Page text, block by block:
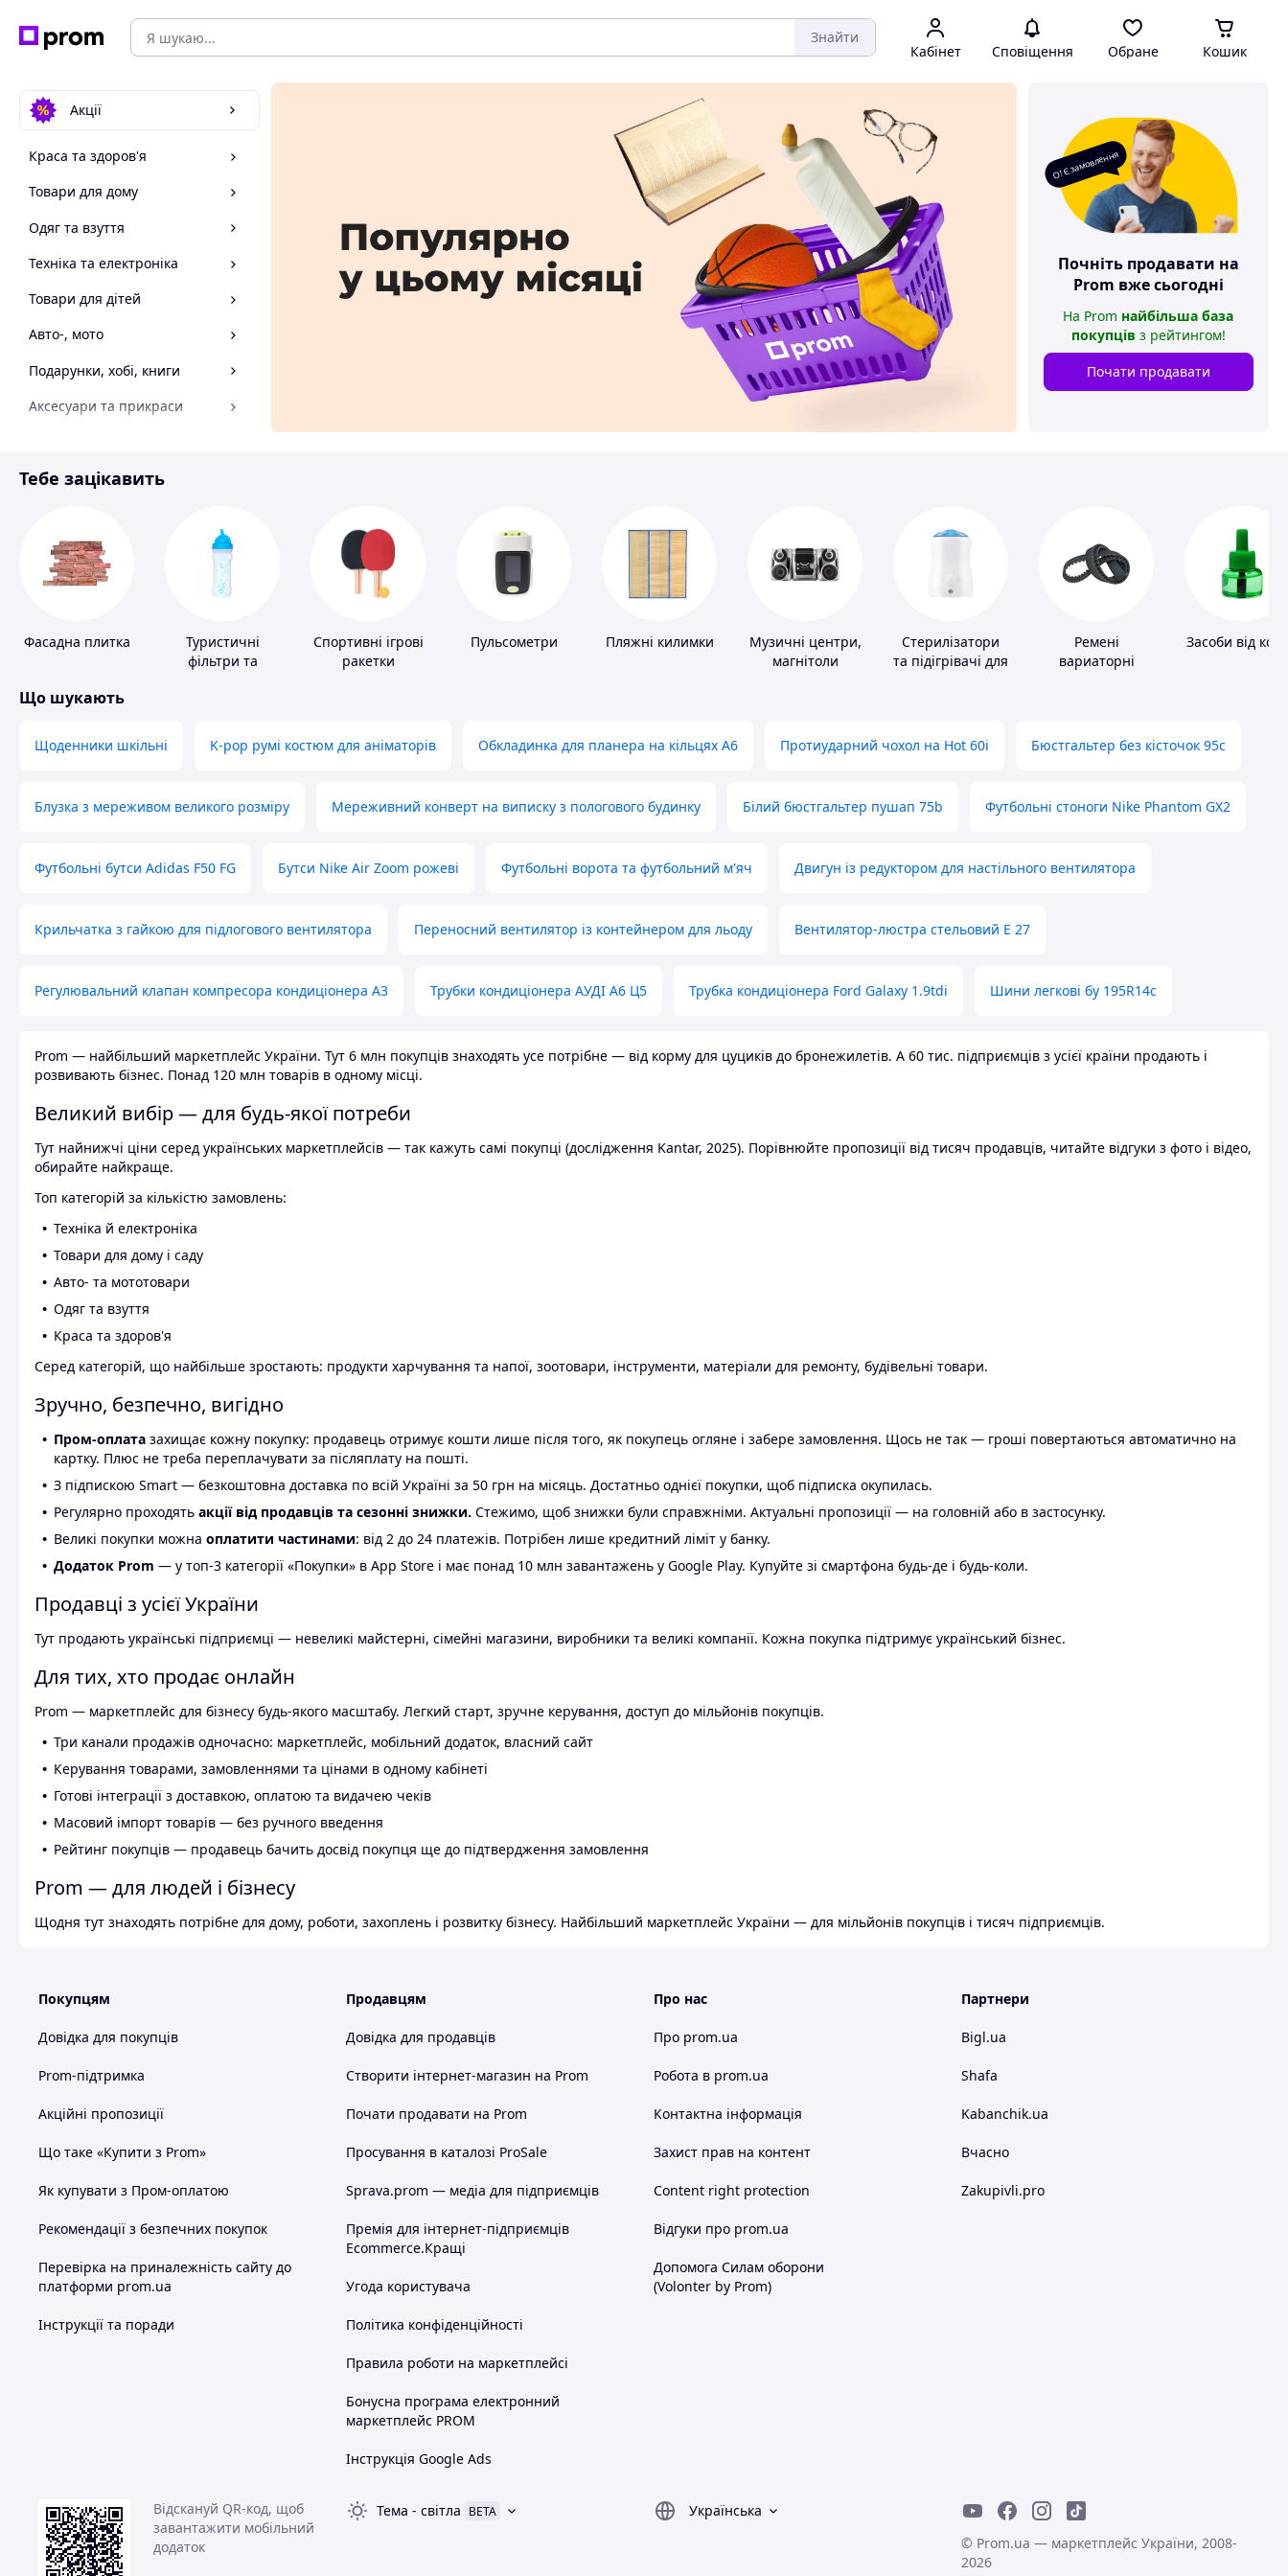
Знайти
Кабінет Сповіщення Обране Кошик
Акції
Краса та здоров'я
Товари для дому
Одяг та взуття
Техніка та електроніка
Товари для дітей
Авто-, мото
Подарунки, хобі, книги
Аксесуари та прикраси
Спорт і відпочинок
О! Є замовлення
Почніть продавати на
Prom вже сьогодні
На Prom найбільша база
покупців з рейтингом!
Почати продавати
Тебе зацікавить
Фасадна плитка
Туристичні
фільтри та
Спортивні ігрові
ракетки
Пульсометри Пляжні килимки
Музичні центри,
магнітоли
Стерилізатори
та підігрівачі для
Ремені
вариаторні
Засоби від
Що шукають
Щоденники шкільні K-pop румі костюм для аніматорів Обкладинка для планера на кільцях А6 Протиударний чохол на Hot 60i Бюстгальтер без кісточок 95с
Блузка з мереживом великого розміру Мереживний конверт на виписку з пологового будинку Білий бюстгальтер пушап 75b Футбольні стоноги Nike Phantom GX2
Футбольні бутси Adidas F50 FG Бутси Nike Air Zoom рожеві Футбольні ворота та футбольний м'яч Двигун із редуктором для настільного вентилятора
Крильчатка з гайкою для підлогового вентилятора Переносний вентилятор із контейнером для льоду Вентилятор-люстра стельовий E 27
Регулювальний клапан компресора кондиціонера А3 Трубки кондиціонера АУДІ А6 Ц5 Трубка кондиціонера Ford Galaxy 1.9tdi Шини легкові бу 195R14c
Prom — найбільший маркетплейс України. Тут 6 млн покупців знаходять усе потрібне — від корму для цуциків до бронежилетів. А 60 тис. підприємців з усієї країни продають і
розвивають бізнес. Понад 120 млн товарів в одному місці.
Великий вибір — для будь-якої потреби
Тут найнижчі ціни серед українських маркетплейсів — так кажуть самі покупці (дослідження Kantar, 2025). Порівнюйте пропозиції від тисяч продавців, читайте відгуки з фото і відео,
обирайте найкраще.
Топ категорій за кількістю замовлень:
Техніка й електроніка
Товари для дому і саду
Авто- та мототовари
Одяг та взуття
Краса та здоров'я
Серед категорій, що найбільше зростають: продукти харчування та напої, зоотовари, інструменти, матеріали для ремонту, будівельні товари.
Зручно, безпечно, вигідно
Пром-оплата захищає кожну покупку: продавець отримує кошти лише після того, як покупець огляне і забере замовлення. Щось не так — гроші повертаються автоматично на
картку. Плюс не треба переплачувати за післяплату на пошті.
З підпискою Smart — безкоштовна доставка по всій Україні за 50 грн на місяць. Достатньо однієї покупки, щоб підписка окупилась.
Регулярно проходять акції від продавців та сезонні знижки. Стежимо, щоб знижки були справжніми. Актуальні пропозиції — на головній або в застосунку.
Великі покупки можна оплатити частинами: від 2 до 24 платежів. Потрібен лише кредитний ліміт у банку.
Додаток Prom — у топ-3 категорії «Покупки» в App Store і має понад 10 млн завантажень у Google Play. Купуйте зі смартфона будь-де і будь-коли.
Продавці з усієї України
Тут продають українські підприємці — невеликі майстерні, сімейні магазини, виробники та великі компанії. Кожна покупка підтримує український бізнес.
Для тих, хто продає онлайн
Prom — маркетплейс для бізнесу будь-якого масштабу. Легкий старт, зручне керування, доступ до мільйонів покупців.
Три канали продажів одночасно: маркетплейс, мобільний додаток, власний сайт
Керування товарами, замовленнями та цінами в одному кабінеті
Готові інтеграції з доставкою, оплатою та видачею чеків
Масовий імпорт товарів — без ручного введення
Рейтинг покупців — продавець бачить досвід покупця ще до підтвердження замовлення
Prom — для людей і бізнесу
Щодня тут знаходять потрібне для дому, роботи, захоплень і розвитку бізнесу. Найбільший маркетплейс України — для мільйонів покупців і тисяч підприємців.
Покупцям
Довідка для покупців
Prom-підтримка
Акційні пропозиції
Що таке «Купити з Prom»
Як купувати з Пром-оплатою
Рекомендації з безпечних покупок
Перевірка на приналежність сайту до
платформи prom.ua
Інструкції та поради
Продавцям
Довідка для продавців
Створити інтернет-магазин на Prom
Почати продавати на Prom
Просування в каталозі ProSale
Sprava.prom — медіа для підприємців
Премія для інтернет-підприємців
Ecommerce.Кращі
Угода користувача
Політика конфіденційності
Правила роботи на маркетплейсі
Бонусна програма електронний
маркетплейс PROM
Інструкція Google Ads
Про нас
Про prom.ua
Робота в prom.ua
Контактна інформація
Захист прав на контент
Content right protection
Відгуки про prom.ua
Допомога Силам оборони
(Volonter by Prom)
Партнери
Bigl.ua
Shafa
Kabanchik.ua
Вчасно
Zakupivli.pro
Відскануй QR-код, щоб
завантажити мобільний
додаток
Тема - світла BETA
Українська
© Prom.ua — маркетплейс України, 2008-
2026